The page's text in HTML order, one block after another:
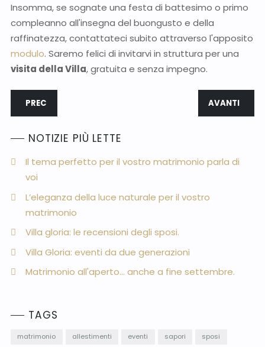
Insomma, se sognate una festa di battesimo o primo
compleanno all'insegna del buongusto e della
raffinatezza, contattateci subito attraverso l'apposito
modulo. Saremo felici di invitarvi in struttura per una
visita della Villa, gratuita e senza impegno.
ARTICOLO PRECEDENTE: IL BANCHETTO DI NOZZE ESTIVO
PREC ARTICOLO
AVANTI
NOTIZIE PIÙ LETTE
Il tema perfetto per il vostro matrimonio parla di
voi
L’eleganza della luce naturale per il vostro
matrimonio
Villa gloria: le recensioni degli sposi.
Villa Gloria: eventi da due generazioni
Matrimonio all'aperto... anche a fine settembre.
TAGS
matrimonio allestimenti eventi sapori
sposi